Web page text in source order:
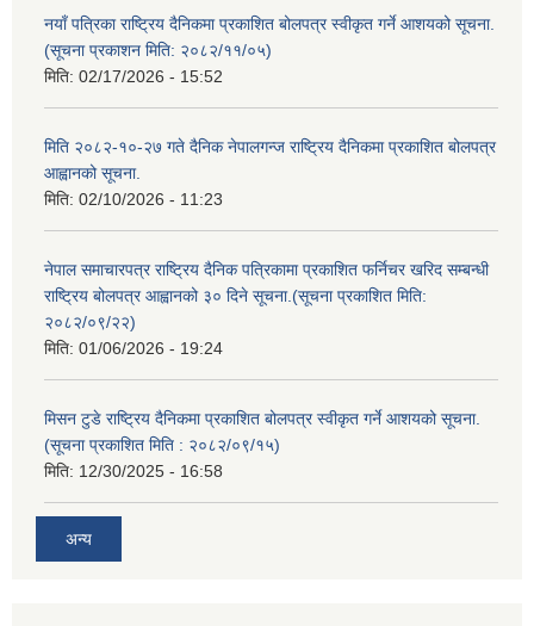
नयाँ पत्रिका राष्ट्रिय दैनिकमा प्रकाशित बोलपत्र स्वीकृत गर्ने आशयको सूचना.
(सूचना प्रकाशन मिति: २०८२/११/०५)
मिति: 02/17/2026 - 15:52
मिति २०८२-१०-२७ गते दैनिक नेपालगन्ज राष्ट्रिय दैनिकमा प्रकाशित बोलपत्र
आह्वानको सूचना.
मिति: 02/10/2026 - 11:23
नेपाल समाचारपत्र राष्ट्रिय दैनिक पत्रिकामा प्रकाशित फर्निचर खरिद सम्बन्धी
राष्ट्रिय बोलपत्र आह्वानको ३० दिने सूचना.(सूचना प्रकाशित मिति:
२०८२/०९/२२)
मिति: 01/06/2026 - 19:24
मिसन टुडे राष्ट्रिय दैनिकमा प्रकाशित बोलपत्र स्वीकृत गर्ने आशयको सूचना.
(सूचना प्रकाशित मिति : २०८२/०९/१५)
मिति: 12/30/2025 - 16:58
अन्य